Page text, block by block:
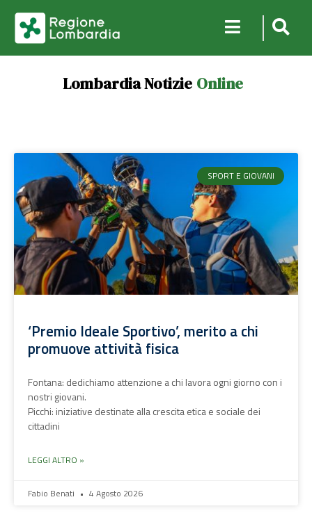
Lombardia Notizie Online
SPORT E GIOVANI
‘Premio Ideale Sportivo’, merito a chi
promuove attività fisica
Fontana: dedichiamo attenzione a chi lavora ogni giorno con i
nostri giovani.
Picchi: iniziative destinate alla crescita etica e sociale dei
cittadini
LEGGI ALTRO »
Fabio Benati 4 Agosto 2026